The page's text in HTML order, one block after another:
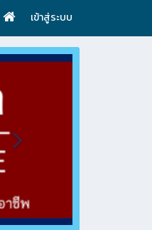
เข้าสู่ระบบ